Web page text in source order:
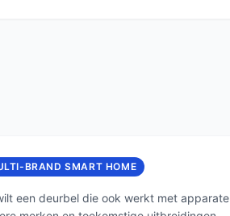
BRAND SMART HOME
een deurbel die ook werkt met